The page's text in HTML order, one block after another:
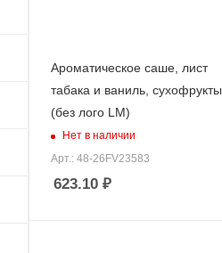
Ароматическое саше, лист
табака и ваниль, сухофрукты
(без лого LM)
Нет в наличии
Арт.: 48-26FV23583
623.10 ₽